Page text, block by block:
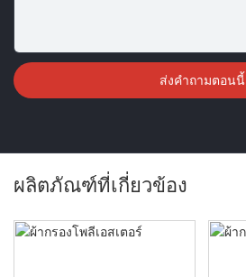
ส่งคำถามตอนนี้
ผลิตภัณฑ์ที่เกี่ยวข้อง